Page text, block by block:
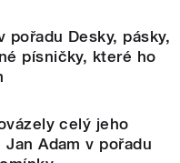
pořadu Desky, pásky,
písničky, které ho
celý jeho
Adam v pořadu